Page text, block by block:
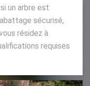
un arbre est
sécurisé,
résidez à
requises